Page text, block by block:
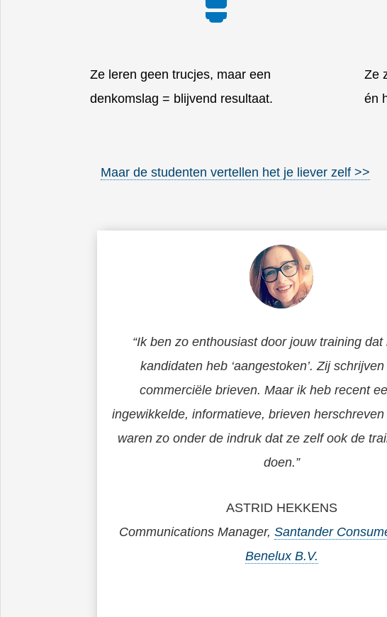
Ze leren geen trucjes, maar een
denkomslag = blijvend resultaat.
Ze
én
Maar de studenten vertellen het je liever zelf >>
“Ik ben zo enthousiastdoor jouw training dat
kandidaten heb ‘aangestoken’. Zij
commerciële brieven. Maar ik heb recent
ingewikkelde, informatieve, brieven
waren zo onder de indrukdat ze zelf ook de
doen.”
ASTRID HEKKENS
Communications Manager, Santander
Benelux B.V.